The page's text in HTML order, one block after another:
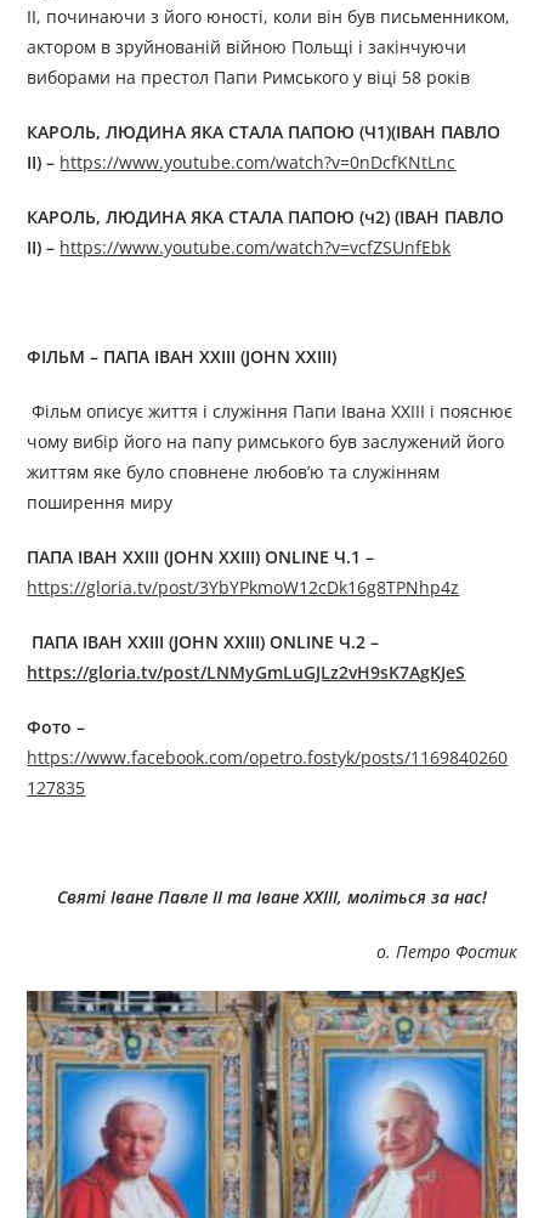
II, починаючи з його юності, коли він був письменником,
актором в зруйнованій війною Польщі і закінчуючи
виборами на престол Папи Римського у віці 58 років
КАРОЛЬ, ЛЮДИНА ЯКА СТАЛА ПАПОЮ (Ч1)(ІВАН ПАВЛО
ІІ) – https://www.youtube.com/watch?v=0nDcfKNtLnc
КАРОЛЬ, ЛЮДИНА ЯКА СТАЛА ПАПОЮ (ч2) (ІВАН ПАВЛО
ІІ) – https://www.youtube.com/watch?v=vcfZSUnfEbk
ФІЛЬМ– ПАПА ІВАН XXIII (JOHN XXIII)
Фільм описує життя і служіння Папи Івана XXIII і пояснює
чому вибір його на папу римського був заслужений його
життям яке було сповнене любов’ю та служінням
поширення миру
ПАПА ІВАН XXIII (JOHN XXIII) ONLINE Ч.1 –
https://gloria.tv/post/3YbYPkmoW12cDk16g8TPNhp4z
ПАПА ІВАН XXIII (JOHN XXIII) ONLINE Ч.2 –
https://gloria.tv/post/LNMyGmLuGJLz2vH9sK7AgKJeS
Фото –
https://www.facebook.com/opetro.fostyk/posts/1169840260
127835
Святі Іване Павле ІІ та Іване ХХІІІ, моліться за нас!
о. Петро Фостик